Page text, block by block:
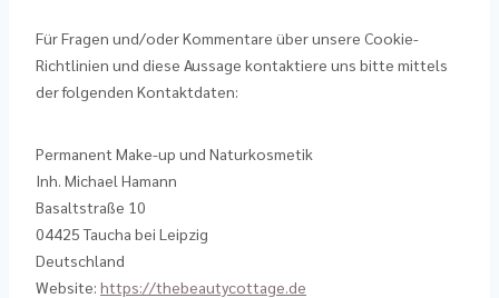
Für Fragen und/oder Kommentare über unsere Cookie-
Richtlinien und diese Aussage kontaktiere uns bitte mittels
der folgenden Kontaktdaten:
Permanent Make-up und Naturkosmetik
Inh. Michael Hamann
Basaltstraße 10
04425 Taucha bei Leipzig
Deutschland
Website: https://thebeautycottage.de